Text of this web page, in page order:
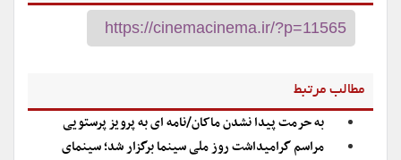
مطالب مرتبط
به حرمت پیدا نشدن ماکان/نامه ای به پرویز پرستویی
مراسم گرامیداشت روز ملی سینما برگزار شد؛ سینمای